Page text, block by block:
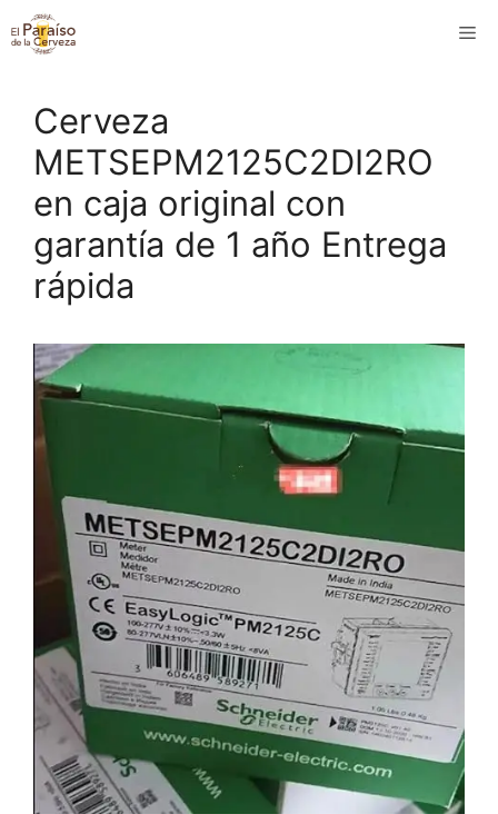
Saltar
al
Cerveza
METSEPM2125C2DI2RO
en caja original con
garantía de 1 año Entrega
rápida